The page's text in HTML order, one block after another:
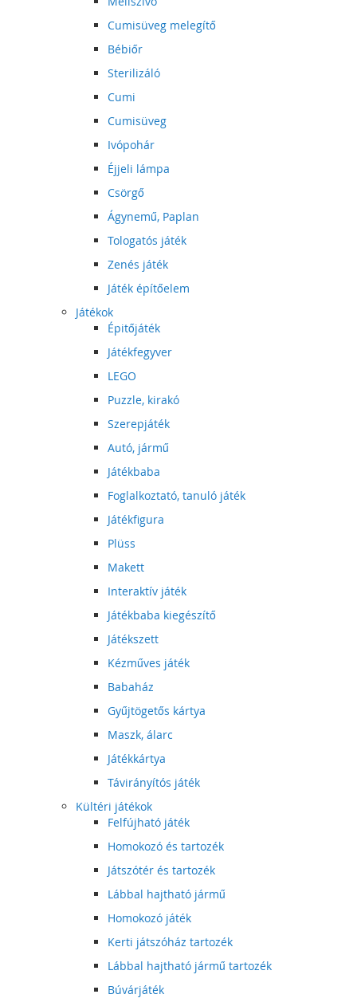
Cumisüveg melegítő
Bébiőr
Sterilizáló
Cumi
Cumisüveg
Ivópohár
Éjjeli lámpa
Csörgő
Ágynemű, Paplan
Tologatós játék
Zenés játék
Játék építőelem
Játékok
Épitőjáték
Játékfegyver
LEGO
Puzzle, kirakó
Szerepjáték
Autó, jármű
Játékbaba
Foglalkoztató, tanuló játék
Játékfigura
Plüss
Makett
Interaktív játék
Játékbaba kiegészítő
Játékszett
Kézműves játék
Babaház
Gyűjtögetős kártya
Maszk, álarc
Játékkártya
Távirányítós játék
Kültéri játékok
Felfújható játék
Homokozó és tartozék
Játszótér és tartozék
Lábbal hajtható jármű
Homokozó játék
Kerti játszóház tartozék
Lábbal hajtható jármű tartozék
Búvárjáték